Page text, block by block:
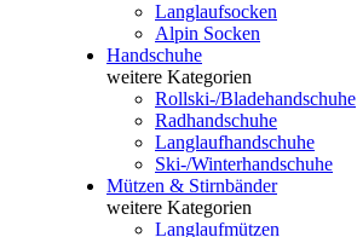
Langlaufsocken
Alpin Socken
Handschuhe
weitere Kategorien
Rollski-/Bladehandschuhe
Radhandschuhe
Langlaufhandschuhe
Ski-/Winterhandschuhe
Mützen & Stirnbänder
weitere Kategorien
Langlaufmützen